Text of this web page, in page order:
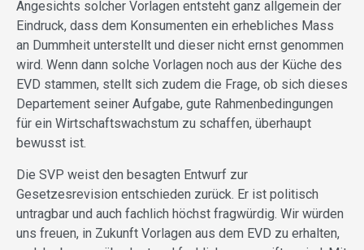
Angesichts solcher Vorlagen entsteht ganz allgemein der
Eindruck, dass dem Konsumenten ein erhebliches Mass
an Dummheit unterstellt und dieser nicht ernst genommen
wird. Wenn dann solche Vorlagen noch aus der Küche des
EVD stammen, stellt sich zudem die Frage, ob sich dieses
Departement seiner Aufgabe, gute Rahmen­bedingungen
für ein Wirtschaftswachstum zu schaffen, überhaupt
bewusst ist.
Die SVP weist den besagten Entwurf zur
Gesetzesrevision entschieden zurück. Er ist politisch
untragbar und auch fachlich höchst fragwürdig. Wir würden
uns freuen, in Zukunft Vorlagen aus dem EVD zu erhalten,